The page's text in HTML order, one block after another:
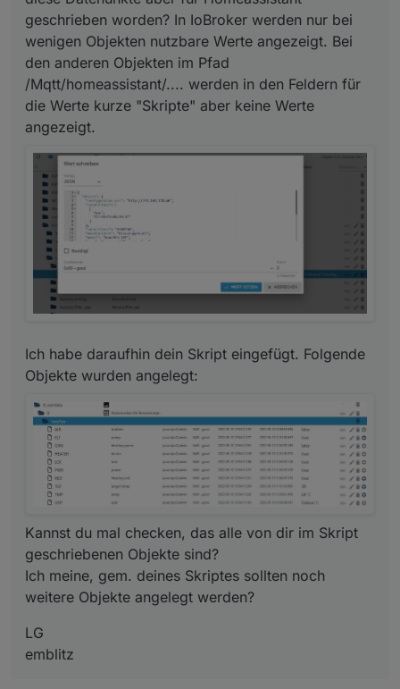
Objekte angelegt werden?
geschrieben worden? In IoBroker werden nur bei
wenigen Objekten nutzbare Werte angezeigt. Bei
den anderen Objekten im Pfad
/Mqtt/homeassistant/.... werden in den Feldern für
die Werte kurze "Skripte" aber keine Werte
angezeigt.
Ich habe daraufhin dein Skript eingefügt. Folgende
Objekte wurden angelegt:
Kannst du mal checken, das alle von dir im Skript
geschriebenen Objekte sind?
Ich meine, gem. deines Skriptes sollten noch
weitere Objekte angelegt werden?
LG
emblitz